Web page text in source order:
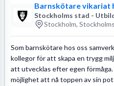
Barnskötare vikariat
Stockholms stad -
Stockholm,
Som barnskötare hos oss
kollegor för att skapa en trygg
att utvecklas efter egen
möjlighet att nå toppen av sin